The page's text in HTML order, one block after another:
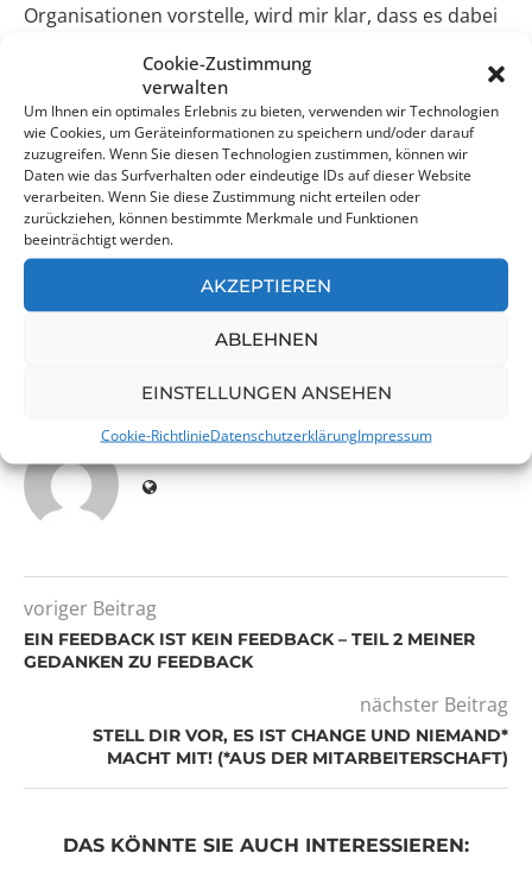
Cookie-Zustimmung
verwalten
Um Ihnen ein optimales Erlebnis zu bieten, verwenden wir Technologien
wie Cookies, um Geräteinformationen zu speichern und/oder darauf
zuzugreifen. Wenn Sie diesen Technologien zustimmen, können wir
Daten wie das Surfverhalten oder eindeutige IDs auf dieser Website
verarbeiten. Wenn Sie diese Zustimmung nicht erteilen oder
zurückziehen, können bestimmte Merkmale und Funktionen
beeinträchtigt werden.
AKZEPTIEREN
ABLEHNEN
EINSTELLUNGEN ANSEHEN
Cookie-RichtlinieDatenschutzerklärungImpressum
Organisationen vorstelle, wird mir klar, dass es dabei
was wäre erst, wenn die Auflösung gelänge…
Doch dies sind nur so meineGedankenÜber…Bei
Gefallen, würde ich mich über ein „Like“ freuen
Welche Erfahrungen habt ihr hinsichtlich der
Einführung von Selbstorganisation gemacht?
BJÖRN HÜBNER
voriger Beitrag
EIN FEEDBACK IST KEIN FEEDBACK – TEIL 2 MEINER
GEDANKEN ZU FEEDBACK
nächster Beitrag
STELL DIR VOR, ES IST CHANGE UND NIEMAND*
MACHT MIT! (*AUS DER MITARBEITERSCHAFT)
DAS KÖNNTE SIE AUCH INTERESSIEREN: